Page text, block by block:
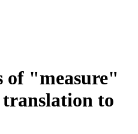
of "measure"
to